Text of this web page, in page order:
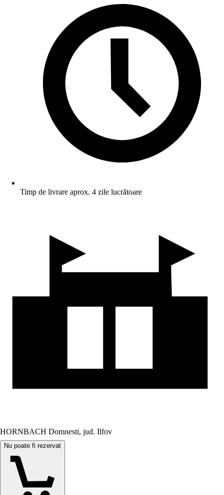
Timp de livrare aprox. 4 zile lucrătoare
HORNBACH Domnesti, jud. Ilfov
Nu poate fi rezervat